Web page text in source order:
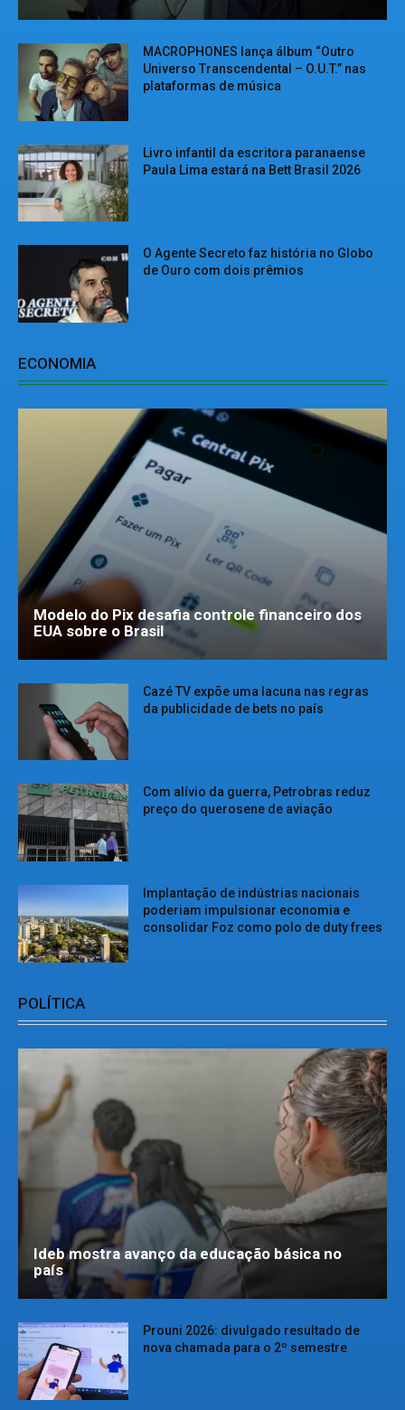
MACROPHONES lança álbum “Outro
Universo Transcendental – O.U.T.” nas
plataformas de música
Livro infantil da escritora paranaense
Paula Lima estará na Bett Brasil 2026
O Agente Secreto faz história no Globo
de Ouro com dois prêmios
ECONOMIA
Modelo do Pix desafia controle financeiro dos
EUA sobre o Brasil
Cazé TV expõe uma lacuna nas regras
da publicidade de bets no país
Com alívio da guerra, Petrobras reduz
preço do querosene de aviação
Implantação de indústrias nacionais
poderiam impulsionar economia e
consolidar Foz como polo de duty frees
POLÍTICA
Ideb mostra avanço da educação básica no
país
Prouni 2026: divulgado resultado de
nova chamada para o 2º semestre